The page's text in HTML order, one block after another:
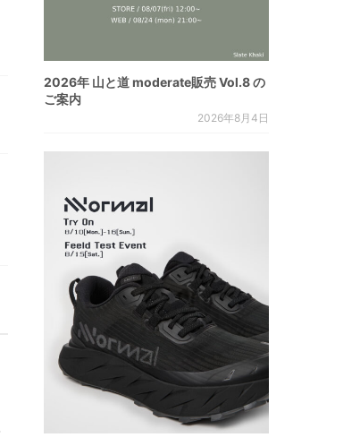
2026年 山と道 moderate販売 Vol.8 の
ご案内
2026年8月4日